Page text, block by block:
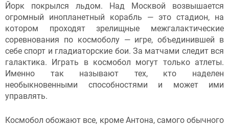
Йорк покрылся льдом. Над Москвой возвышается
огромный инопланетный корабль — это стадион, на
котором проходят зрелищные межгалактические
соревнования по космоболу — игре, объединившей в
себе спорт и гладиаторские бои. За матчами следит вся
галактика. Играть в космобол могут только атлеты.
Именно так называют тех, кто наделен
необыкновенными способностями и может ими
управлять.
Космобол обожают все, кроме Антона, самого обычного